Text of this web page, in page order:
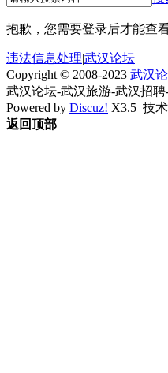
抱歉，您需要登录后才能查
违法信息处理|武汉论坛
Copyright © 2008-2023 武汉
武汉论坛-武汉旅游-武汉招
Powered by Discuz! X3.5 技
返回顶部